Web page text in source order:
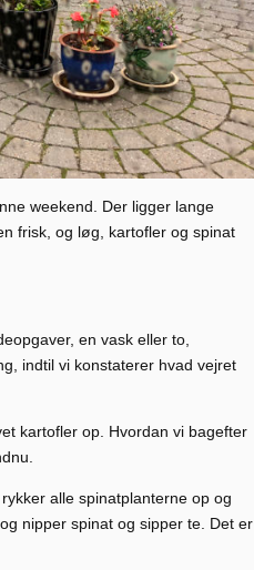
weekend. Der ligger lange
frisk, og løg, kartofler og spinat
en vask eller to,
indtil vi konstaterer hvad vejret
kartofler op. Hvordan vi bagefter
alle spinatplanterne op og
nipper spinat og sipper te. Det er